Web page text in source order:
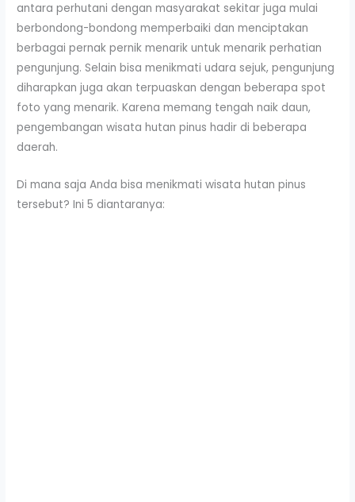
antara perhutani dengan masyarakat sekitar juga mulai
berbondong-bondong memperbaiki dan menciptakan
berbagai pernak pernik menarik untuk menarik perhatian
pengunjung. Selain bisa menikmati udara sejuk, pengunjung
diharapkan juga akan terpuaskan dengan beberapa spot
foto yang menarik. Karena memang tengah naik daun,
pengembangan wisata hutan pinus hadir di beberapa
daerah.
Di mana saja Anda bisa menikmati wisata hutan pinus
tersebut? Ini 5 diantaranya: